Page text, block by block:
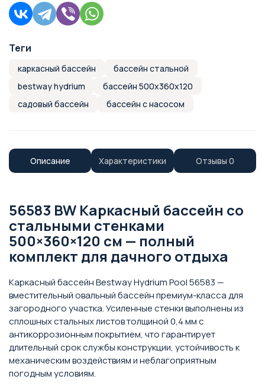
Теги
каркасный бассейн
бассейн стальной
bestway hydrium
бассейн 500х360х120
садовый бассейн
бассейн с насосом
Описание Характеристики Отзывы 0
56583 BW Каркасный бассейн со
стальными стенками
500×360×120 см — полный
комплект для дачного отдыха
Каркасный бассейн Bestway Hydrium Pool 56583 —
вместительный овальный бассейн премиум-класса для
загородного участка. Усиленные стенки выполнены из
сплошных стальных листов толщиной 0,4 мм с
антикоррозионным покрытием, что гарантирует
длительный срок службы конструкции, устойчивость к
механическим воздействиям и неблагоприятным
погодным условиям.